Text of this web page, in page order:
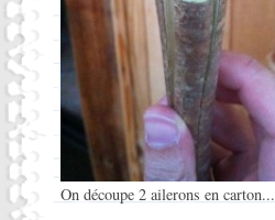
On découpe 2 ailerons en carton...